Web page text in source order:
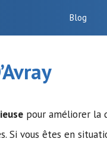
Blog
pour améliorer la
vous êtes en